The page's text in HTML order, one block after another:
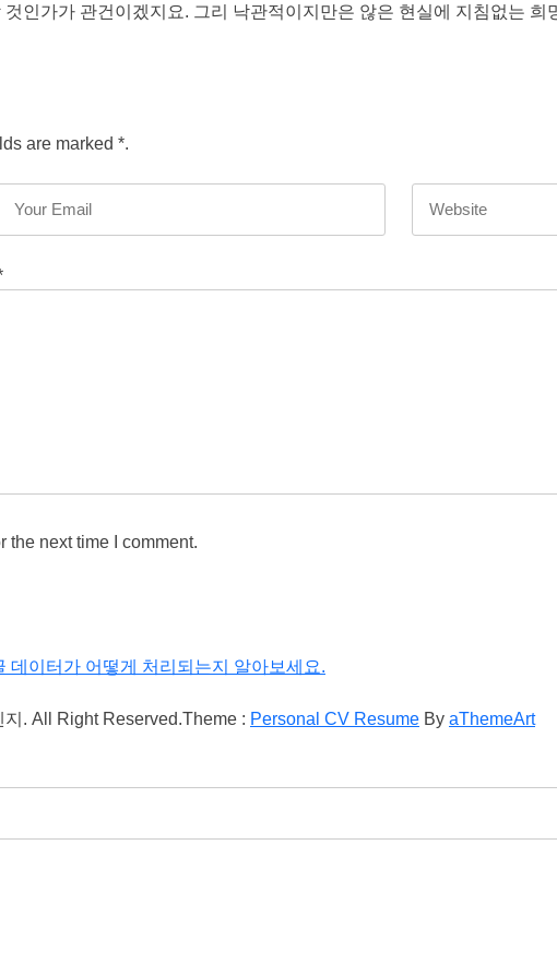
인가가 관건이겠지요. 그리 낙관적이지만은 않은 현실에 지침없는 희
are marked *.
the next time I comment.
데이터가 어떻게 처리되는지 알아보세요.
. All Right Reserved.Theme : Personal CV Resume By aThemeArt